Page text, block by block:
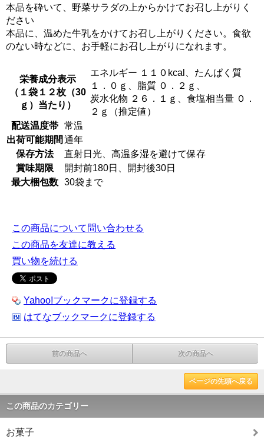
本品を砕いて、野菜サラダの上からかけてお召し上がりく
ださい
本品に、温めた牛乳をかけてお召し上がりください。食欲
のない時などに、お手軽にお召し上がりになれます。
栄養成分表示
（１袋１２枚（30
ｇ）当たり）
エネルギー １１０kcal、たんぱく質
１．０ｇ、脂質 ０．２ｇ、
炭水化物 ２６．１ｇ、食塩相当量 ０．
２ｇ（推定値）
配送温度帯 常温
出荷可能期間 通年
保存方法
直射日光、高温多湿を避けて保存
賞味期限
開封前180日、開封後30日
最大梱包数 30袋まで
この商品について問い合わせる
この商品を友達に教える
買い物を続ける
Yahoo!ブックマークに登録する
はてなブックマークに登録する
前の商品へ 次の商品へ
ページの先頭へ戻る
この商品のカテゴリー
お菓子